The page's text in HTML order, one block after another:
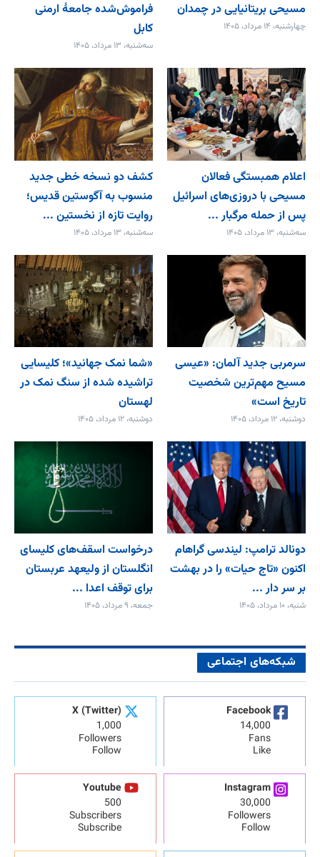
مسیحی بریتانیایی در چمدان
چهارشنبه، ۱۴ مرداد، ۱۴۰۵
فراموش‌شده جامعۀ ارمنی
کابل
سه‌شنبه، ۱۳ مرداد، ۱۴۰۵
اعلام همبستگی فعالان
مسیحی با دروزی‌های اسرائیل
پس از حمله مرگبار ...
سه‌شنبه، ۱۳ مرداد، ۱۴۰۵
کشف دو نسخه خطی جدید
منسوب به آگوستین قدیس؛
روایت تازه از نخستین ...
سه‌شنبه، ۱۳ مرداد، ۱۴۰۵
سرمربی جدید آلمان: «عیسی
مسیح مهم‌ترین شخصیت
تاریخ است»
دوشنبه، ۱۲ مرداد، ۱۴۰۵
«شما نمک جهانید»؛ کلیسایی
تراشیده شده از سنگ نمک در
لهستان
دوشنبه، ۱۲ مرداد، ۱۴۰۵
دونالد ترامپ: لیندسی گراهام
اکنون «تاج حیات» را در بهشت
بر سر دار ...
شنبه، ۱۰ مرداد، ۱۴۰۵
درخواست اسقف‌های کلیسای
انگلستان از ولیعهد عربستان
برای توقف اعدا ...
جمعه، ۹ مرداد، ۱۴۰۵
شبکه‌های اجتماعی
Facebook
14,000
Fans
Like
X (Twitter)
1,000
Followers
Follow
Instagram
30,000
Followers
Follow
Youtube
500
Subscribers
Subscribe